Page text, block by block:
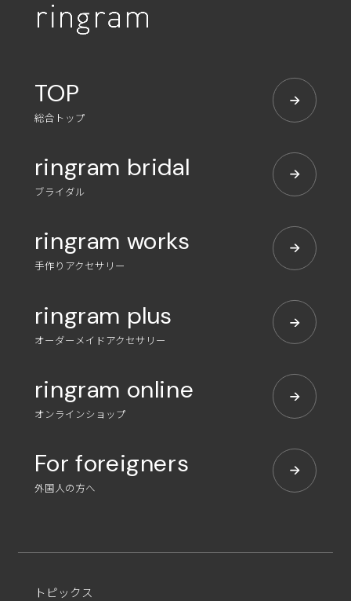
TOP
総合トップ
ringram bridal
ブライダル
ringram works
手作りアクセサリー
ringram plus
オーダーメイドアクセサリー
ringram online
オンラインショップ
For foreigners
外国人の方へ
トピックス